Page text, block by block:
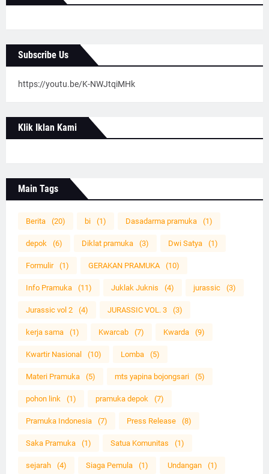
Subscribe Us
https://youtu.be/K-NWJtqiMHk
Klik Iklan Kami
Main Tags
Berita (20) bi (1) Dasadarma pramuka (1)
depok (6) Diklat pramuka (3) Dwi Satya (1)
Formulir (1) GERAKAN PRAMUKA (10)
Info Pramuka (11) Juklak Juknis (4) jurassic (3)
Jurassic vol 2 (4) JURASSIC VOL. 3 (3)
kerja sama (1) Kwarcab (7) Kwarda (9)
Kwartir Nasional (10) Lomba (5)
Materi Pramuka (5) mts yapina bojongsari (5)
pohon link (1) pramuka depok (7)
Pramuka Indonesia (7) Press Release (8)
Saka Pramuka (1) Satua Komunitas (1)
sejarah (4) Siaga Pemula (1) Undangan (1)